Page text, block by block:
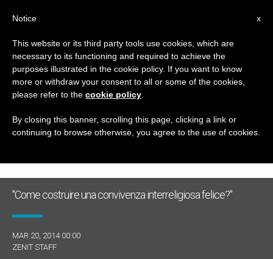
GIORNO
Marzo 20th, 2014
ULTIME NOTIZIE
"Come costruire una convivenza interreligiosa felice?"
MAR 20, 2014 00:00
ZENIT STAFF
x
Notice
This website or its third party tools use cookies, which are
necessary to its functioning and required to achieve the
purposes illustrated in the cookie policy. If you want to know
more or withdraw your consent to all or some of the cookies,
please refer to the cookie policy
By closing this banner, scrolling this page, clicking a link or
continuing to browse otherwise, you agree to the use of cookies.